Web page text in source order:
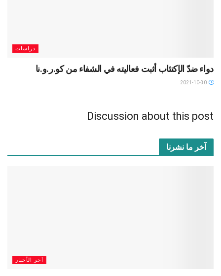
دراسات
دواء ضدّ الإكتئاب أثبت فعاليته في الشفاء من كو.ر.و.نا
Discussion about this post
آخر ما نشرنا
آخر الأخبار